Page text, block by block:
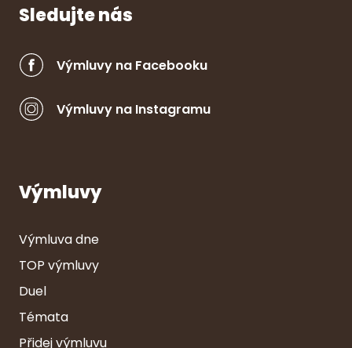
Sledujte nás
Výmluvy na Facebooku
Výmluvy na Instagramu
Výmluvy
Výmluva dne
TOP výmluvy
Duel
Témata
Přidej výmluvu